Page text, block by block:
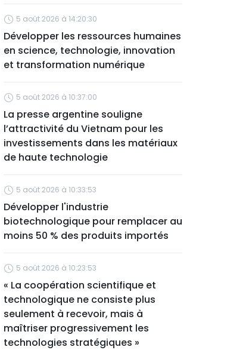
5 août 2026 à 14:20:30
Développer les ressources humaines
en science, technologie, innovation
et transformation numérique
5 août 2026 à 10:37:00
La presse argentine souligne
l’attractivité du Vietnam pour les
investissements dans les matériaux
de haute technologie
5 août 2026 à 10:33:53
Développer l'industrie
biotechnologique pour remplacer au
moins 50 % des produits importés
5 août 2026 à 10:23:53
« La coopération scientifique et
technologique ne consiste plus
seulement à recevoir, mais à
maîtriser progressivement les
technologies stratégiques »